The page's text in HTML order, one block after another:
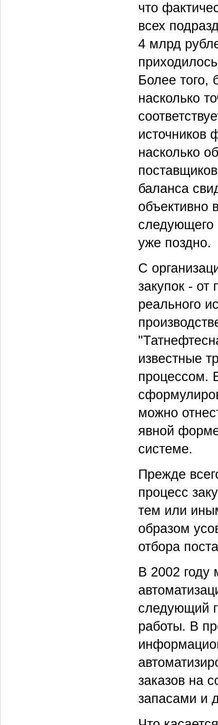
что
всех
4 млрд
Более того,
насколько
источников
насколько
баланса
объективно
следующего
уже поздно.
С
закупок - от
реального
известные
процессом.
можно
явной
системе.
Прежде
процесс
тем или
образом
отбора
В 2002 году
следующий
работы. В
заказов на
запасами и